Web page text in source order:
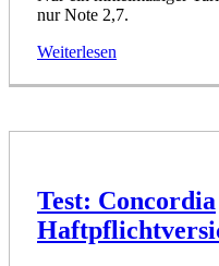
nur Note 2,7.
Weiterlesen
Test: Concordia